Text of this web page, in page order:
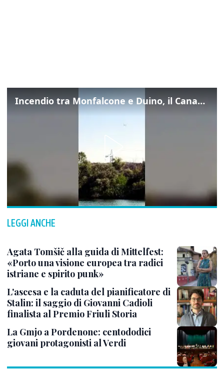
Incendio tra Monfalcone e Duino, il Canadair in azione per fermare le fiamme sul fronte dell’A4
LEGGI ANCHE
Agata Tomšič alla guida di Mittelfest:
«Porto una visione europea tra radici
istriane e spirito punk»
L'ascesa e la caduta del pianificatore di
Stalin: il saggio di Giovanni Cadioli
finalista al Premio Friuli Storia
La Gmjo a Pordenone: centododici
giovani protagonisti al Verdi